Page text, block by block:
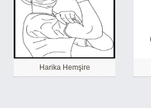
Harika Hemşire